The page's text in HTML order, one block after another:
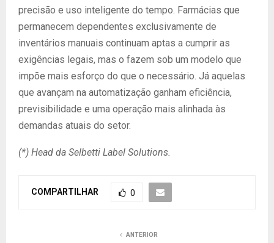
precisão e uso inteligente do tempo. Farmácias que
permanecem dependentes exclusivamente de
inventários manuais continuam aptas a cumprir as
exigências legais, mas o fazem sob um modelo que
impõe mais esforço do que o necessário. Já aquelas
que avançam na automatização ganham eficiência,
previsibilidade e uma operação mais alinhada às
demandas atuais do setor.
(*) Head da Selbetti Label Solutions.
COMPARTILHAR 0
ANTERIOR